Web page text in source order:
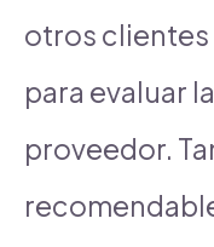
otros clientes
para evaluar
proveedor.